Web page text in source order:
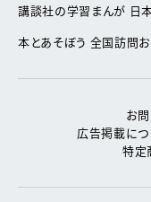
講談社の学習まんが 日
本とあそぼう 全国訪問
お
広告掲載に
特定